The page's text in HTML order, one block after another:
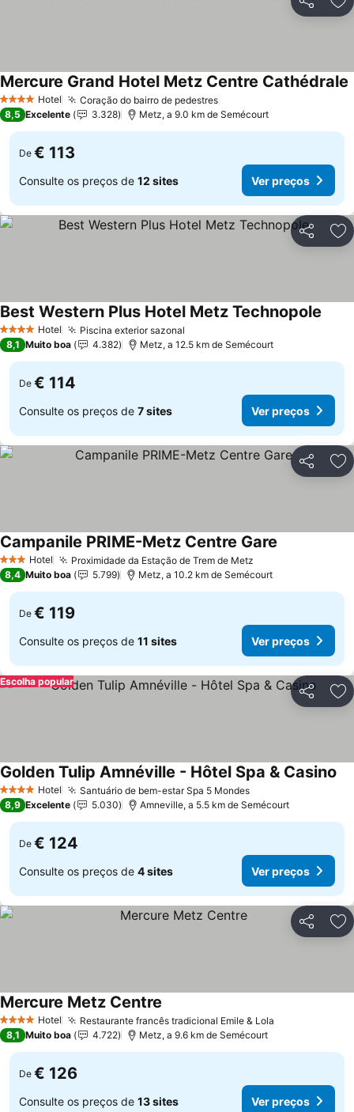
Partilhar
4 EstrelasHotel Coração do bairro de pedestresVer preços
Mercure Grand Hotel Metz Centre Cathédrale
8,5 Excelente 3.328 Metz, a 9.0 km de Semécourt
De € 113
Consulte os preços de 12 sites Ver preços
Partilhar
4 EstrelasHotel Piscina exterior sazonal
Best Western Plus Hotel Metz Technopole
8,1 Muito boa 4.382 Metz, a 12.5 km de Semécourt
De € 114
Consulte os preços de 7 sites Ver preços
Partilhar
3 EstrelasHotel Proximidade da Estação de Trem de Metz
Campanile PRIME-Metz Centre Gare
8,4 Muito boa 5.799 Metz, a 10.2 km de Semécourt
De € 119
Consulte os preços de 11 sites Ver preços
Partilhar
Escolha popular
4 EstrelasHotel Santuário de bem-estar Spa 5 MondesVer preços
Golden Tulip Amnéville - Hôtel Spa & Casino
8,9 Excelente 5.030 Amneville, a 5.5 km de Semécourt
De € 124
Consulte os preços de 4 sites Ver preços
Partilhar
4 EstrelasHotel Restaurante francês tradicional Emile & Lola
Mercure Metz Centre
8,1 Muito boa 4.722 Metz, a 9.6 km de Semécourt
De € 126
Consulte os preços de 13 sites Ver preços